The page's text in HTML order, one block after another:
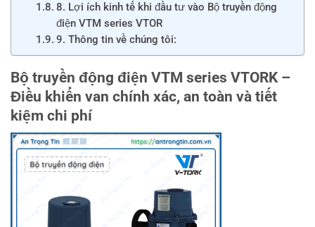
8. Lợi ích kinh tế khi đầu tư vào Bộ truyền động
điện VTM series VTOR
9. Thông tin về chúng tôi:
Bộ truyền động điện VTM series VTORK –
Điều khiển van chính xác, an toàn và tiết
kiệm chi phí